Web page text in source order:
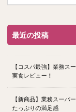
最近の投稿
【コスパ最強】業務ス
実食レビュー！
【新商品】業務スーパ
たっぷりの満足感